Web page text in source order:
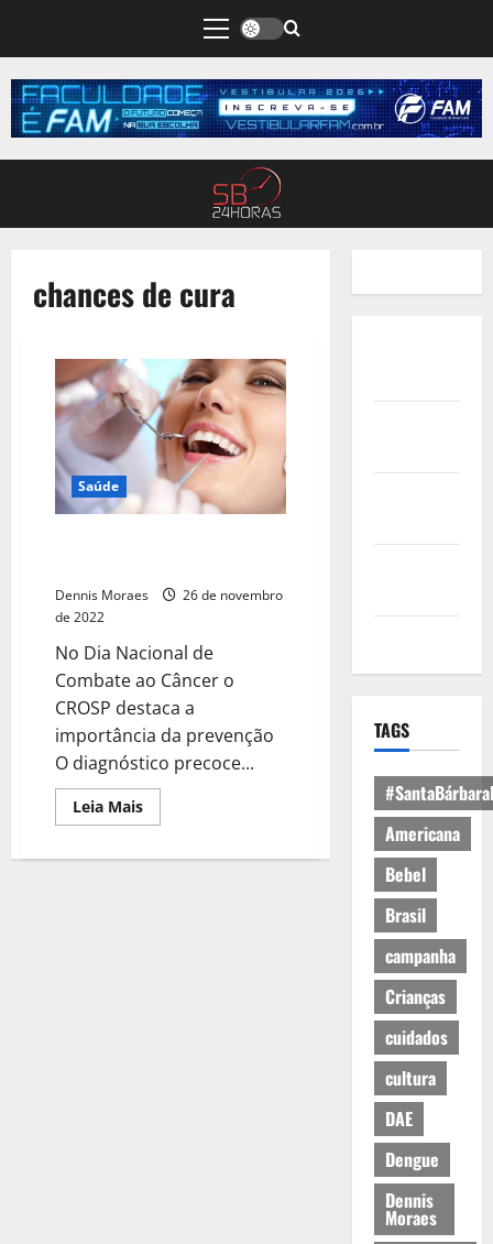
chances de cura
Saúde
Dennis Moraes
26 de novembro
de 2022
No Dia Nacional de
Combate ao Câncer o
CROSP destaca a
importância da prevenção
O diagnóstico precoce...
Leia Mais
TAGS
Americana
Bebel
Brasil
campanha
Crianças
cuidados
cultura
DAE
Dengue
Dennis
Moraes